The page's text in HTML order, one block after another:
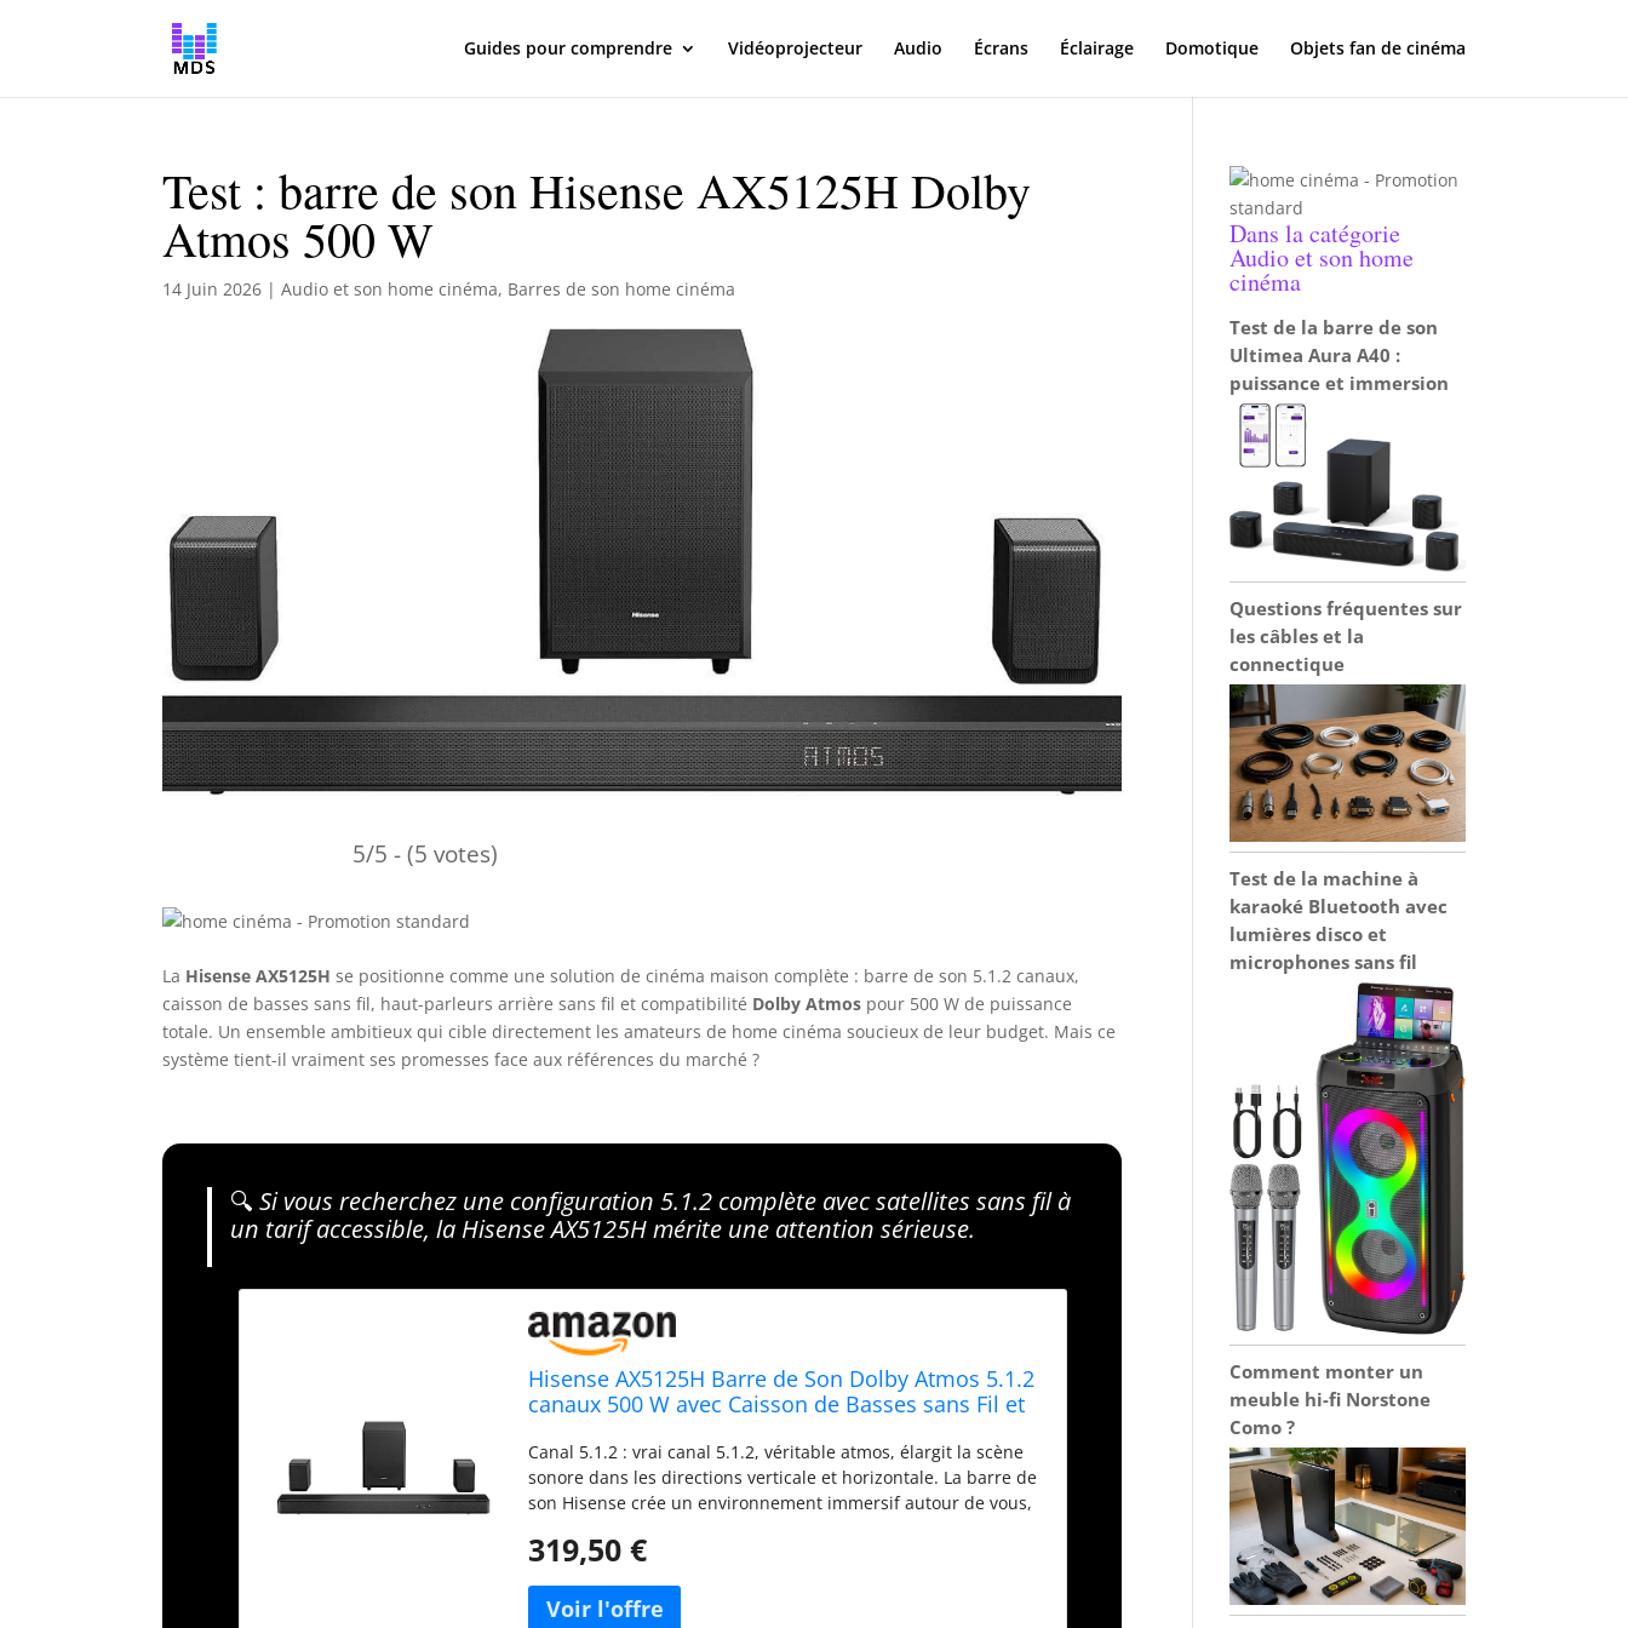
Guides pour comprendre Vidéoprojecteur Audio Écrans Éclairage Domotique Objets fan de cinéma
Test : barre de son Hisense AX5125H Dolby
Atmos 500 W
14 Juin 2026 |Audio et son home cinéma, Barres de son home cinéma
5/5 - (5 votes)
La Hisense AX5125H se positionne comme une solution de cinéma maison complète : barre de son 5.1.2 canaux,
caisson de basses sans fil, haut-parleurs arrière sans fil et compatibilité Dolby Atmos pour 500 W de puissance
totale. Un ensemble ambitieux qui cible directement les amateurs de home cinéma soucieux de leur budget. Mais ce
système tient-il vraiment ses promesses face aux références du marché ?
🔍 Si vous recherchez une configuration 5.1.2 complète avec satellites sans fil à
un tarif accessible, la Hisense AX5125H mérite une attention sérieuse.
Hisense AX5125H Barre de Son Dolby Atmos 5.1.2
canaux 500 W avec Caisson de Basses sans Fil et
Canal 5.1.2 : vrai canal 5.1.2, véritable atmos, élargit la scène
sonore dans les directions verticale et horizontale. La barre de
son Hisense crée un environnement immersif autour de vous,
arrière sans fil] Profitez d'un son 3D avec les deux haut-
haut-parleurs arrière sans fil offrent un son derrière vous pour
319,50 €
Dans la catégorie
Audio et son home
cinéma
Test de la barre de son
Ultimea Aura A40 :
puissance et immersion
Questions fréquentes sur
les câbles et la
connectique
Test de la machine à
karaoké Bluetooth avec
lumières disco et
microphones sans fil
Comment monter un
meuble hi-fi Norstone
Como ?